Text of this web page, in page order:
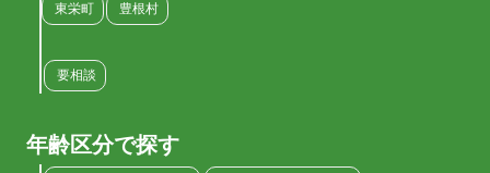
東栄町 豊根村
要相談
年齢区分で探す